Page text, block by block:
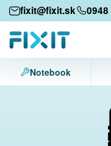
fixit@fixit.sk 0948
Mobilné zariadenia
Mobilné telefóny
Tablety
Notebook